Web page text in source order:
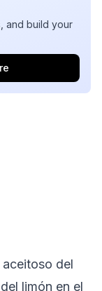
and build your
del
limón en el